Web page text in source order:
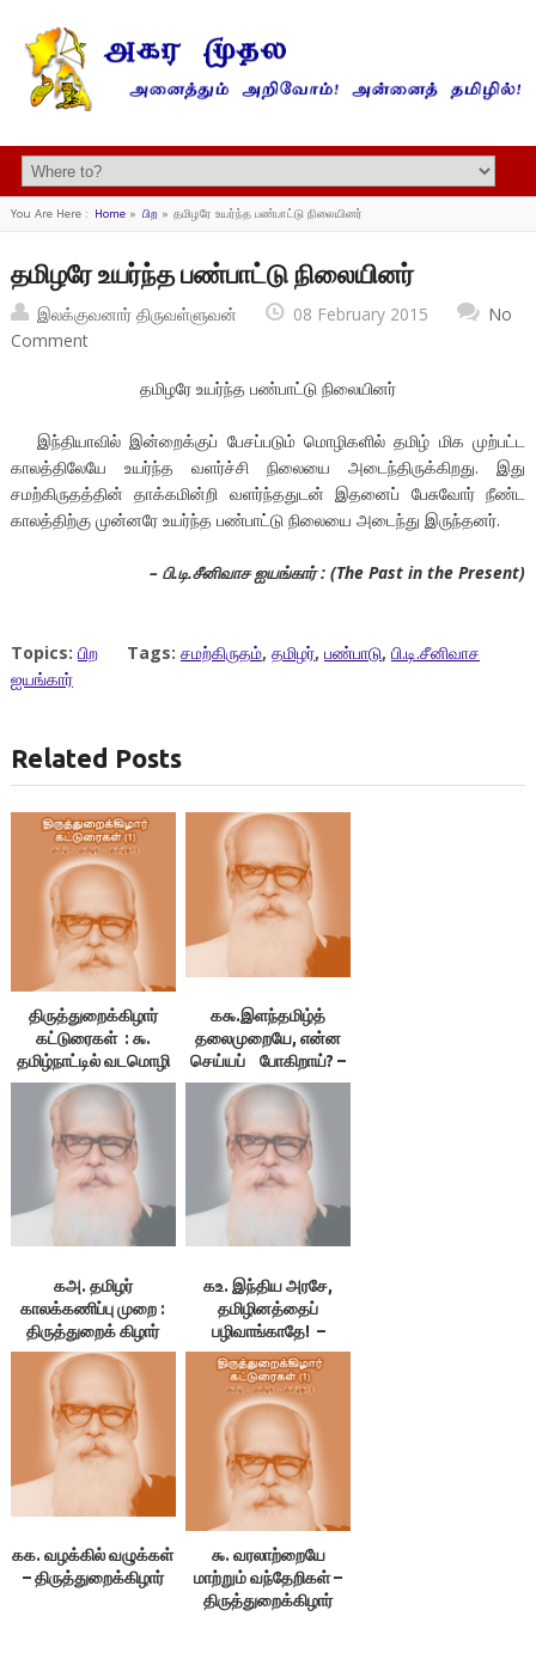
You Are Here : Home» பிற» தமிழரே உயர்ந்த பண்பாட்டு நிலையினர்
தமிழரே உயர்ந்த பண்பாட்டு நிலையினர்
இலக்குவனார் திருவள்ளுவன் 08 February 2015
No
Comment
தமிழரே உயர்ந்த பண்பாட்டு நிலையினர்
இந்தியாவில் இன்றைக்குப் பேசப்படும் மொழிகளில் தமிழ் மிக முற்பட்ட
காலத்திலேயே உயர்ந்த வளர்ச்சி நிலையை அடைந்திருக்கிறது. இது
சமற்கிருதத்தின் தாக்கமின்றி வளர்ந்ததுடன் இதனைப் பேசுவோர் நீண்ட
காலத்திற்கு முன்னரே உயர்ந்த பண்பாட்டு நிலையை அடைந்து இருந்தனர்.
– பி.டி.சீனிவாச ஐயங்கார் : (The Past in the Present)
Topics: பிற Tags: சமற்கிருதம், தமிழர், பண்பாடு, பி.டி.சீனிவாச
ஐயங்கார்
Related Posts
திருத்துறைக்கிழார்
கட்டுரைகள் : ௯.
தமிழ்நாட்டில் வடமொழி
.. .. பிறமொழி – தமிழ்
அகரமுதலி ஏன்
தோன்றின?
க௯.இளந்தமிழ்த்
தலைமுறையே, என்ன
செய்யப் போகிறாய்? –
திருத்துறைக் கிழார்
கஅ. தமிழர்
காலக்கணிப்பு முறை :
திருத்துறைக் கிழார்
கஉ. இந்திய அரசே,
தமிழினத்தைப்
பழிவாங்காதே! –
திருத்துறைக்கிழார்
கக. வழக்கில் வழுக்கள்
– திருத்துறைக்கிழார்
௯. வரலாற்றையே
மாற்றும் வந்தேறிகள் –
திருத்துறைக்கிழார்